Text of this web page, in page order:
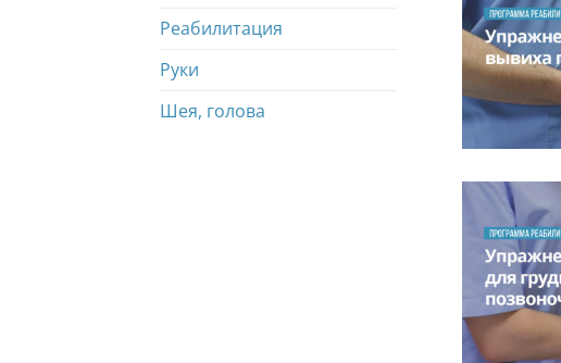
Реабилитация
Руки
Шея, голова